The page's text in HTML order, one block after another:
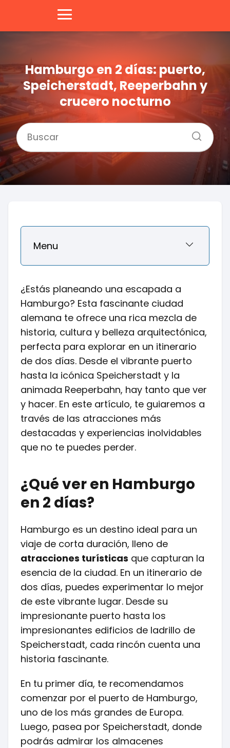
Hamburgo en 2 días: puerto,
Speicherstadt, Reeperbahn y
crucero nocturno
Menu
¿Estás planeando una escapada a
Hamburgo? Esta fascinante ciudad
alemana te ofrece una rica mezcla de
historia, cultura y belleza arquitectónica,
perfecta para explorar en un itinerario
de dos días. Desde el vibrante puerto
hasta la icónica Speicherstadt y la
animada Reeperbahn, hay tanto que ver
y hacer. En este artículo, te guiaremos a
través de las atracciones más
destacadas y experiencias inolvidables
que no te puedes perder.
¿Qué ver en Hamburgo
en 2 días?
Hamburgo es un destino ideal para un
viaje de corta duración, lleno de
atracciones turísticas que capturan la
esencia de la ciudad. En un itinerario de
dos días, puedes experimentar lo mejor
de este vibrante lugar. Desde su
impresionante puerto hasta los
impresionantes edificios de ladrillo de
Speicherstadt, cada rincón cuenta una
historia fascinante.
En tu primer día, te recomendamos
comenzar por el puerto de Hamburgo,
uno de los más grandes de Europa.
Luego, pasea por Speicherstadt, donde
podrás admirar los almacenes